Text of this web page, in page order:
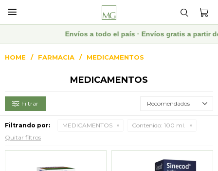

Envíos a todo el país · Envíos gratis a partir de
HOME FARMACIA MEDICAMENTOS
MEDICAMENTOS
Recomendados
Filtrando por: MEDICAMENTOS Contenido: 100 ml.
Quitar filtros